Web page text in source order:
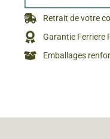
Retrait de votre
Garantie Ferriere
Emballages